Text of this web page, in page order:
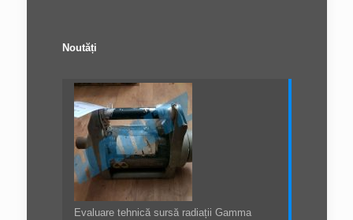
Noutăți
Evaluare tehnică sursă radiații Gamma